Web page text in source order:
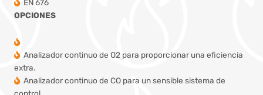
EN 676
OPCIONES
Analizador continuo de O2 para proporcionar una eficiencia
extra.
Analizador continuo de CO para un sensible sistema de